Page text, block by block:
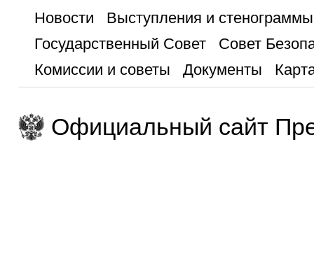
Новости
Выступления и стенограммы
Государственный Совет
Совет
Комиссии и советы
Документы
Официальный сайт